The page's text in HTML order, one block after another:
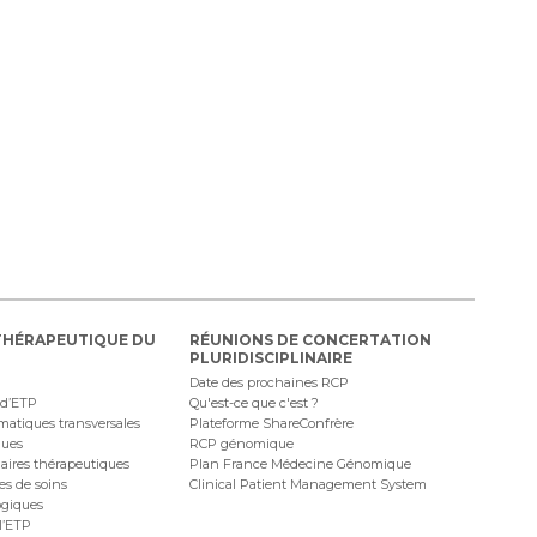
DU
transversales
thérapeutiques
de soins
RÉUNIONS DE CONCERTATION
PLURIDISCIPLINAIRE
Date des prochaines RCP
Qu'est-ce que c'est ?
Plateforme ShareConfrère
RCP génomique
Plan France Médecine Génomique
Clinical Patient Management System